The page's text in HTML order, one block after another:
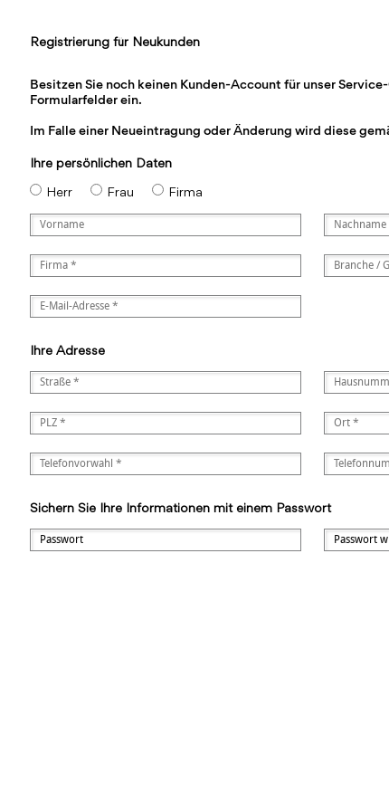
Registrierung für Neukunden
Besitzen Sie noch keinen Kunden-Account für unser
Formularfelder ein.
Im Falle einer Neueintragung oder Änderung wird diese
Ihre persönlichen Daten
Herr
Frau Firma
Ihre Adresse
Sichern Sie Ihre Informationen mit einem Passwort